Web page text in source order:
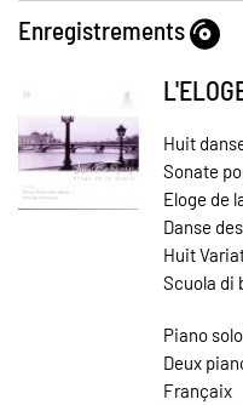
Enregistrements
Huit
Sonate
Eloge de
Danse
Huit
Scuola di
Piano
Deux
Françaix